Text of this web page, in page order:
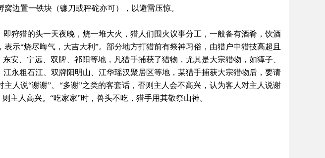
边置一铁块（镰刀或秤砣亦可），以避雷压惊。
即狩猎的头一天夜晚，烧一堆大火，猎人们围火议事分工，一般备有酒肴，饮酒
示“烧尽晦气，大吉大利”。部分地方打猎前有祭神习俗，由猎户中猎技高超且
安、宁远、双牌、祁阳等地，凡猎手捕获了猎物，尤其是大宗猎物，如獐子、
永粗石江、双牌阳明山、江华瑶汉聚居区等地，某猎手捕获大宗猎物后，要请
人说“谢谢”、“多谢”之类的客套话，否则主人会不高兴，认为客人对主人说谢
主人高兴。“吃家家”时，兽头不吃，猎手用其敬祭山神。